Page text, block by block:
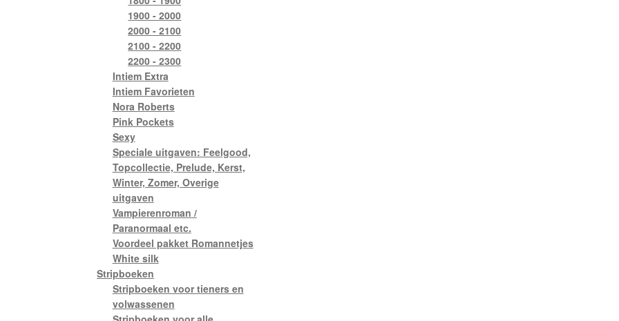
1900 - 2000
2000 - 2100
2100 - 2200
2200 - 2300
Intiem Extra
Intiem Favorieten
Nora Roberts
Pink Pockets
Sexy
Speciale uitgaven: Feelgood,
Topcollectie, Prelude, Kerst,
Winter, Zomer, Overige
uitgaven
Vampierenroman /
Paranormaal etc.
Voordeel pakket Romannetjes
White silk
Stripboeken
Stripboeken voor tieners en
volwassenen